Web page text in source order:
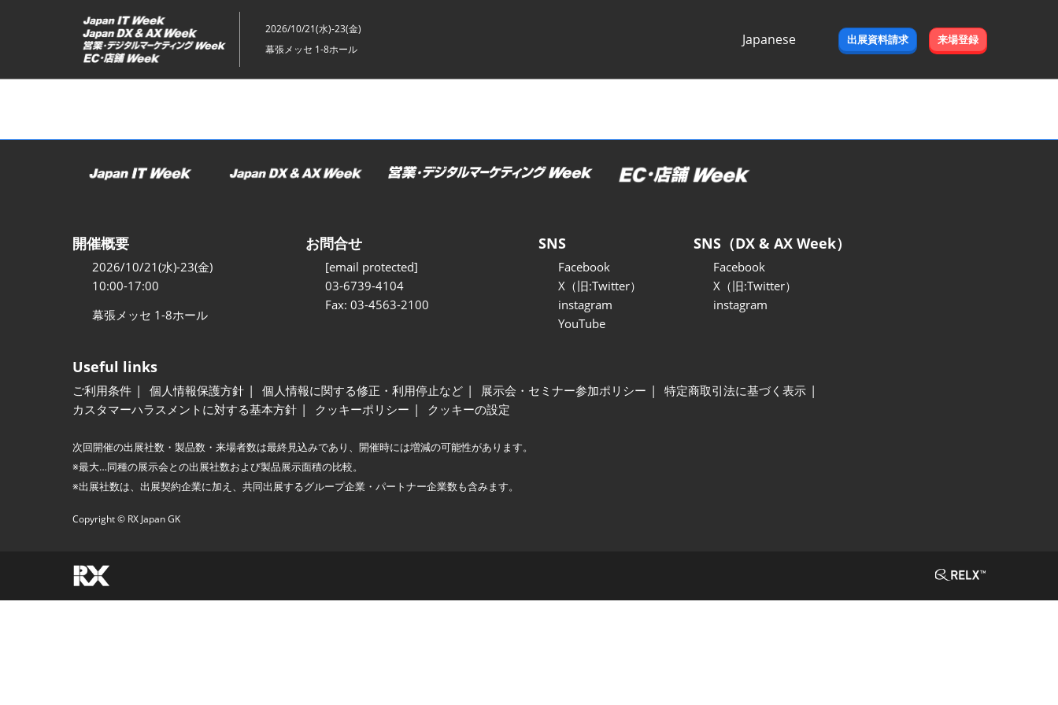
ッ
2026/10/21(水)-23(金)
幕張メッセ 1-8ホール
Japanese
出展資料請求 来場登録
開催概要
2026/10/21(水)-23(金)
10:00-17:00
幕張メッセ 1-8ホール
お問合せ
[email protected]
03-6739-4104
Fax: 03-4563-2100
SNS
Facebook
X（旧:Twitter）
instagram
YouTube
SNS（DX & AX Week）
Facebook
X（旧:Twitter）
instagram
Useful links
ご利用条件 個人情報保護方針 個人情報に関する修正・利用停止など 展示会・セミナー参加ポリシー
特定商取引法に基づく表示
カスタマーハラスメントに対する基本方針
クッキーポリシー クッキーの設定
次回開催の出展社数・製品数・来場者数は最終見込みであり、開催時には増減の可能性があります。
※最大…同種の展示会との出展社数および製品展示面積の比較。
※出展社数は、出展契約企業に加え、共同出展するグループ企業・パートナー企業数も含みます。
Copyright © RX Japan GK